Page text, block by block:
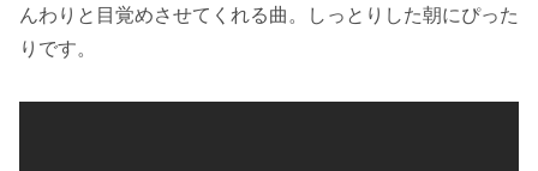
んわりと目覚めさせてくれる曲。しっとりした朝にぴった
りです。